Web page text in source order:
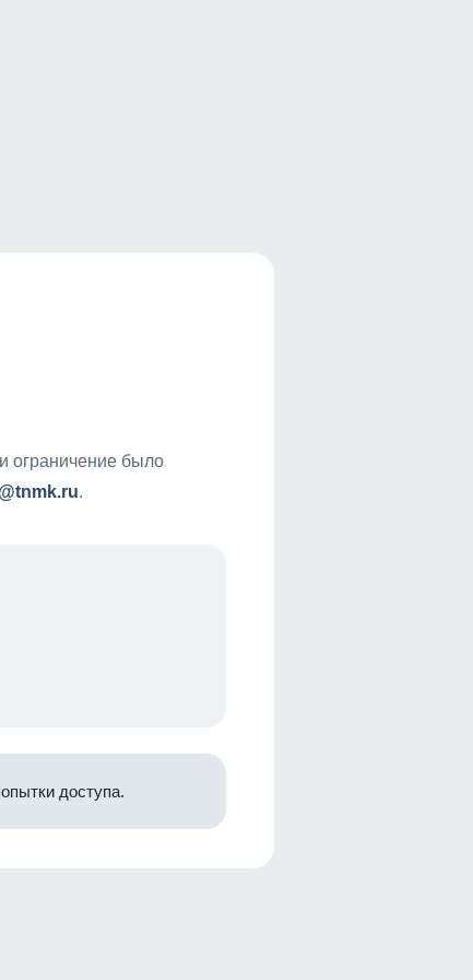
ограничение было
.
доступа.